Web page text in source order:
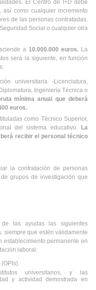
El Centro de I+D debe
como cualquier incremento
de las personas contratadas,
Social o cualquier otra
a 10.000.000 euros. La
será la siguiente, en función
universitaria -Licenciatura,
Ingeniería Técnica o
mínima anual que deberá
euros.
como Técnico Superior,
del sistema educativo.
La
recibir el personal técnico
la contratación de personas
grupos de investigación que
de las ayudas las siguientes
siempre que estén válidamente
establecimiento permanente en
laboral:
universitarios, y las
y actividad demostrada en